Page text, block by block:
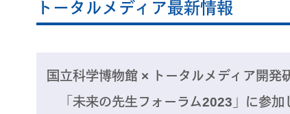
トータルメディア最新情報
国立科学博物館 × トータルメディア開
「未来の先生フォーラム2023」に参加